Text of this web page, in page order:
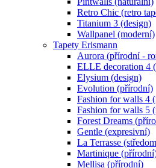
Retro Chic (retro
Titanium 3 (design)
Wallpanel (moderní)
Tapety Erismann
Aurora (přírodní -
ELLE decoration 4
Elysium (design)
Evolution (přírodní)
Fashion for walls 4
Fashion for walls 5
Forest Dreams
Gentle (expresivní)
La Terrasse
Martinique
Mellisa (přírodní)